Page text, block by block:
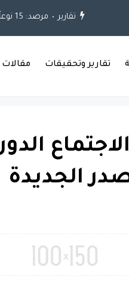
تقارير مرصد: 15 نوعاً من الكوارث واجهت العراق خلال العقود الثلاثة الماضية
تقارير وتحقيقات مقالات
الجديدة